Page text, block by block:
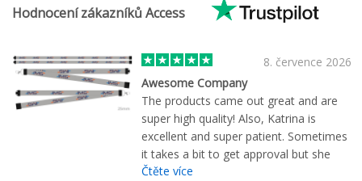
Hodnocení zákazníků Access
8. července 2026
Awesome Company
The products came out great and are
super high quality! Also, Katrina is
excellent and super patient. Sometimes
it takes a bit to get approval but she
followed up to make sure everything
Čtěte více